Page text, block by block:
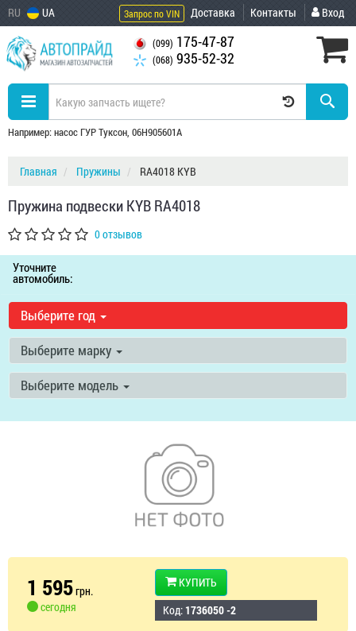
RU UA Запрос по VIN Доставка Контакты Вход
(099) 175-47-87
(068) 935-52-32
Например: насос ГУР Туксон, 06H905601A
Главная Пружины RA4018 KYB
Пружина подвески KYB RA4018
0 отзывов
Уточните
автомобиль:
Выберите год
Выберите марку
Выберите модель
1 595грн.
сегодня
КУПИТЬ
Код: 1736050 -2